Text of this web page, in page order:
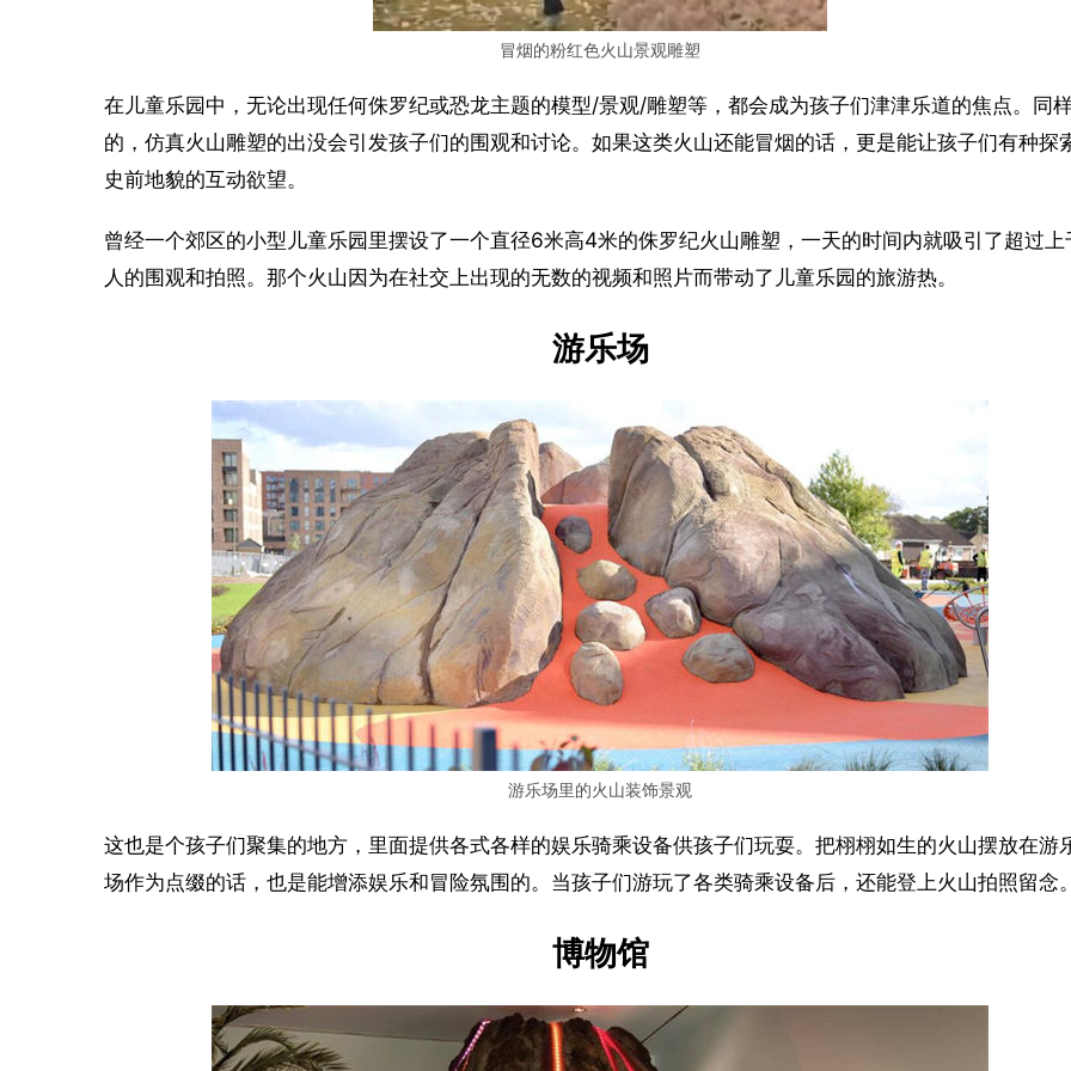
冒烟的粉红色火山景观雕塑
在儿童乐园中，无论出现任何侏罗纪或恐龙主题的模型/景观/雕塑等，都会成为孩子们津津乐道的焦点。同
的，仿真火山雕塑的出没会引发孩子们的围观和讨论。如果这类火山还能冒烟的话，更是能让孩子们有种探
史前地貌的互动欲望。
曾经一个郊区的小型儿童乐园里摆设了一个直径6米高4米的侏罗纪火山雕塑，一天的时间内就吸引了超过上
人的围观和拍照。那个火山因为在社交上出现的无数的视频和照片而带动了儿童乐园的旅游热。
游乐场
游乐场里的火山装饰景观
这也是个孩子们聚集的地方，里面提供各式各样的娱乐骑乘设备供孩子们玩耍。把栩栩如生的火山摆放在游
场作为点缀的话，也是能增添娱乐和冒险氛围的。当孩子们游玩了各类骑乘设备后，还能登上火山拍照留念。
博物馆